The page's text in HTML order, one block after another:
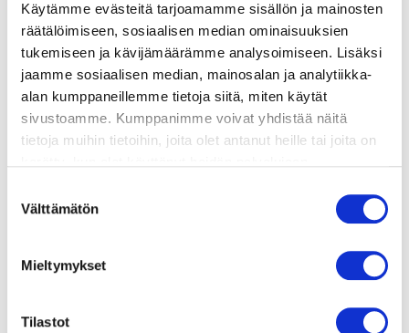
Käytämme evästeitä tarjoamamme sisällön ja mainosten
räätälöimiseen, sosiaalisen median ominaisuuksien
tukemiseen ja kävijämäärämme analysoimiseen. Lisäksi
jaamme sosiaalisen median, mainosalan ja analytiikka-
alan kumppaneillemme tietoja siitä, miten käytät
sivustoamme. Kumppanimme voivat yhdistää näitä
tietoja muihin tietoihin, joita olet antanut heille tai joita on
tai vanhempi. Vahvista ikäsi käyttääksesi sivustoa.
valinta
Välttämätön
Mieltymykset
Tilastot
valmistusohje
lisätietoja
1 paketti pekonia
HERNEPYREE
2 rkl voita
1/2 sitruunan mehu